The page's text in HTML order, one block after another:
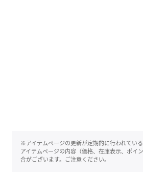
※アイテムページの更新が定期的に行われてい
アイテムページの内容（価格、在庫表示、ポイ
合がございます。ご注意ください。